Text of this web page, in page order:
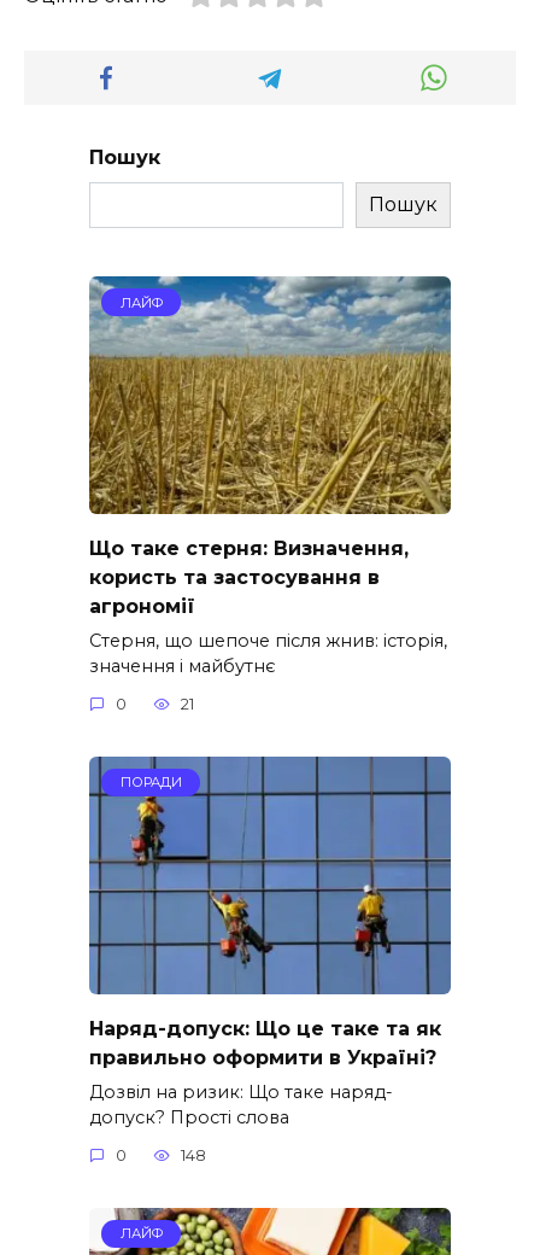
Пошук
Пошук
ЛАЙФ
Що таке стерня: Визначення,
користь та застосування в
агрономії
Стерня, що шепоче після жнив: історія,
значення і майбутнє
0 21
ПОРАДИ
Наряд-допуск: Що це таке та як
правильно оформити в Україні?
Дозвіл на ризик: Що таке наряд-
допуск? Прості слова
0 148
ЛАЙФ